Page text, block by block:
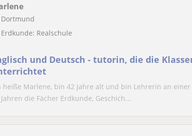
Dortmund
Erdkunde: Realschule
und Deutsch - tutorin, die die
heiße Marlene, bin 42 Jahre alt und bin Lehrerin an
die Fächer Erdkunde, Geschich...